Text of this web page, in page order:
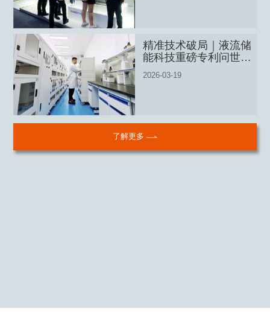
精准技术破局｜液流储
能科技重磅专利问世，
引领SOC检测技术革新
2026-03-19
了解更多